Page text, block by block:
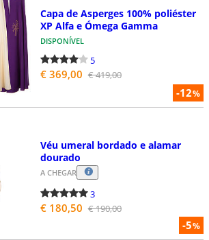
-12%
Capa de Asperges 100% poliéster
XP Alfa e Ómega Gamma
DISPONÍVEL
5
€ 369,00 € 419,00
-5%
Véu umeral bordado e alamar
dourado
A CHEGAR
3
€ 180,50 € 190,00